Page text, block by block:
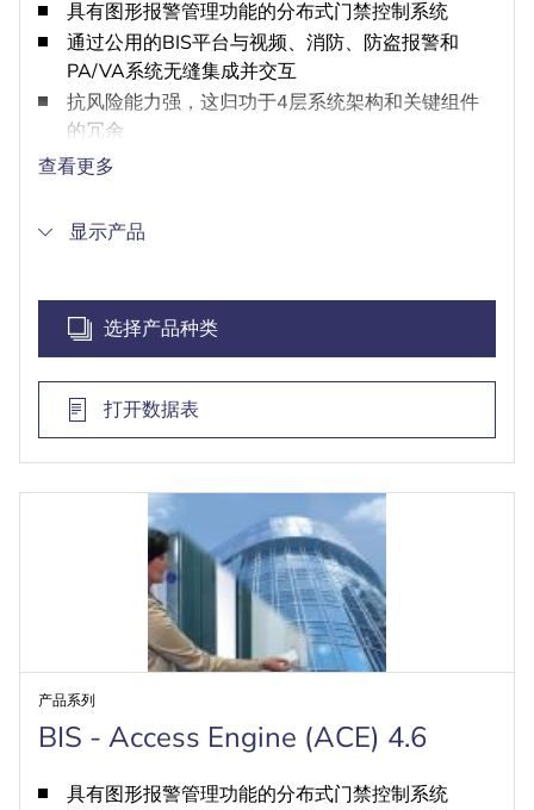
具有图形报警管理功能的分布式门禁控制系统
通过公用的BIS平台与视频、消防、防盗报警和
PA/VA系统无缝集成并交互
抗风险能力强，这归功于4层系统架构和关键组件
的冗余
通过开放安全协议和SDK实现第三方产品集成
查看更多
显示产品
选择产品种类
打开数据表
产品系列
BIS - Access Engine (ACE) 4.6
具有图形报警管理功能的分布式门禁控制系统